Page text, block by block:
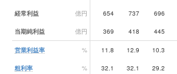
経常利益 億円 654 737 696
当期純利益 億円 369 418 445
営業利益率 % 11.8 12.9 10.3
粗利率 % 32.1 32.1 29.2